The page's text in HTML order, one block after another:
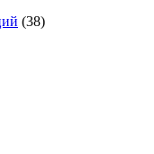
(38)